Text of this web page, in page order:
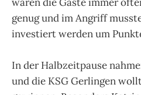
genug und im Angriff
investiert werden um
In der Halbzeitpause
und die KSG Gerlingen